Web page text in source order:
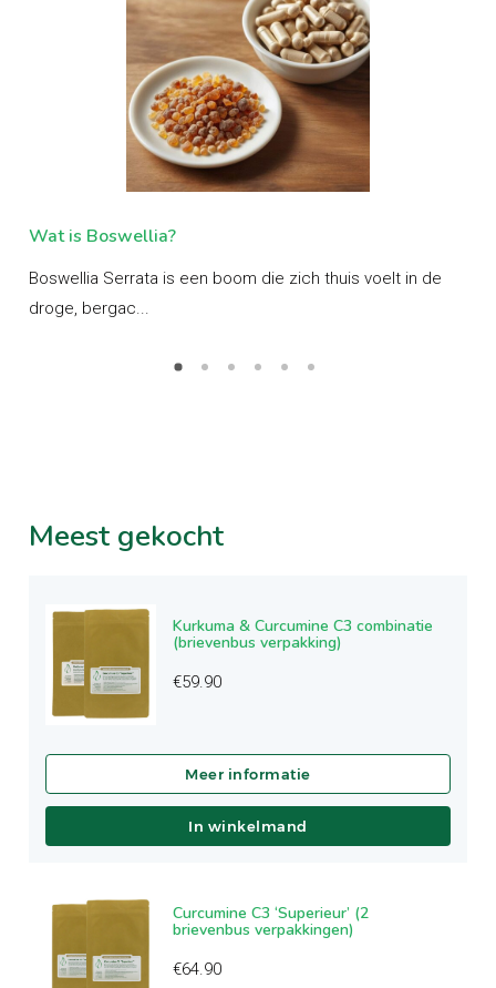
Meest gekocht
Kurkuma & Curcumine C3 combinatie
(brievenbus verpakking)
€59.90
In winkelmand
Curcumine C3 ‘Superieur’ (2
brievenbus verpakkingen)
€64.90
Wat is Boswellia?
Boswellia Serrata is een boom die zich thuis voelt in de
droge, bergac...